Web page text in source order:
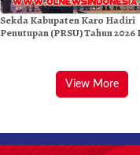
Sekda Kabupaten Karo Hadiri
Penutupan (PRSU) Tahun 2026
View More